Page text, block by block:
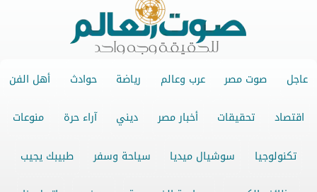
عاجل صوت مصر عرب وعالم رياضة حوادث أهل الفن
اقتصاد تحقيقات أخبار مصر ديني آراء حرة منوعات
تكنولوجيا سوشيال ميديا سياحة وسفر طبيبك يجيب